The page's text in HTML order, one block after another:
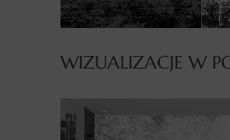
WIZUALIZACJE W